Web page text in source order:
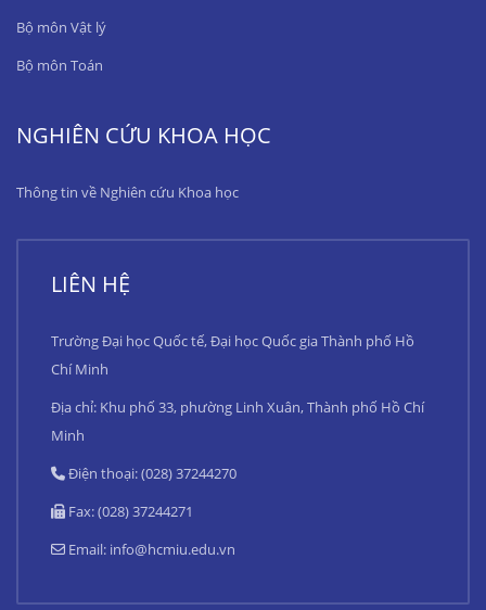
Bộ môn Vật lý
Bộ môn Toán
NGHIÊN CỨU KHOA HỌC
Thông tin về Nghiên cứu Khoa học
LIÊN HỆ
Trường Đại học Quốc tế, Đại học Quốc gia Thành phố Hồ
Chí Minh
Địa chỉ: Khu phố 33, phường Linh Xuân, Thành phố Hồ Chí
Minh
Điện thoại: (028) 37244270
Fax: (028) 37244271
Email: info@hcmiu.edu.vn